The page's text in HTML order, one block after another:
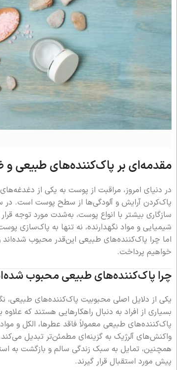
مقدمه‌ای بر پاک‌کننده‌های طبیعی و
در دنیای امروز، مراقبت از پوست به یکی از
پاک‌کردن آرایش و آلودگی‌ها از سطح پوست است. در
سازگاری بیشتر با انواع پوست، به‌شدت مورد توجه
شیمیایی و مواد نگهدارنده، نه تنها به پاک‌سازی
اما چرا پاک‌کننده‌های طبیعی این‌قدر محبوب
خواهیم پرداخت.
چرا پاک‌کننده‌های طبیعی محبوب
یکی از دلایل اصلی محبوبیت پاک‌کننده‌های طبیعی،
بسیاری از افراد به دنبال راهکارهایی هستند که
پاک‌کننده‌های طبیعی معمولاً فاقد عطرها، الکل و
واکنش‌های آلرژیک به گزینه‌ای مطمئن‌تر تبدیل می‌کند.
همچنین، تمایل به سبک زندگی سالم و بازگشت به
پیش مورد استقبال قرار گیرند.